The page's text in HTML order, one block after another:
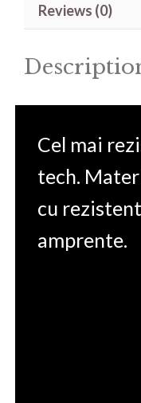
Reviews (0)
Cel mai
tech.
cu
amprente.